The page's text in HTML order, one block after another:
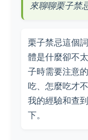
來聊聊栗子禁
栗子禁忌這個
體是什麼卻不
子時需要注意
吃、怎麼吃才
我的經驗和查
下。